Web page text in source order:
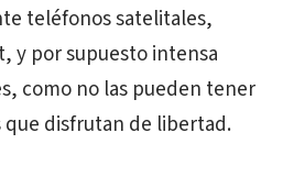
teléfonos satelitales,
y por supuesto intensa
como no las pueden tener
disfrutan de libertad.